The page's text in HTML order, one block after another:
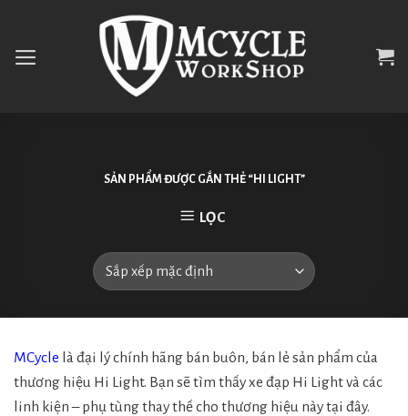
content
SẢN PHẨM ĐƯỢC GẮN THẺ “HI LIGHT”
LỌC
MCycle là đại lý chính hãng bán buôn, bán lẻ sản phẩm của
thương hiệu Hi Light. Bạn sẽ tìm thấy xe đạp Hi Light và các
linh kiện – phụ tùng thay thế cho thương hiệu này tại đây.